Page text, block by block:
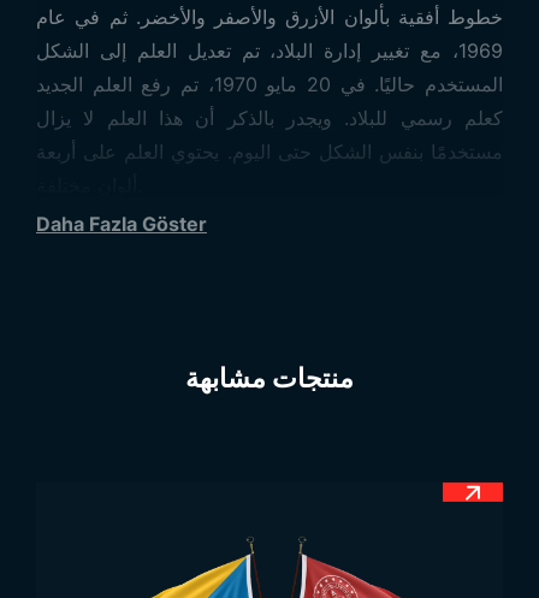
خطوط أفقية بألوان الأزرق والأصفر والأخضر. ثم في عام
1969، مع تغيير إدارة البلاد، تم تعديل العلم إلى الشكل
المستخدم حاليًا. في 20 مايو 1970، تم رفع العلم الجديد
كعلم رسمي للبلاد. ويجدر بالذكر أن هذا العلم لا يزال
مستخدمًا بنفس الشكل حتى اليوم. يحتوي العلم على أربعة
وهذه الألوان هي الأخضر، الأسود، الأبيض، والأحمر. وتعرف
العلوي هو باللون الأحمر، والخط السفلي باللون الأسود،
للعلم معانٍ مهمة للغاية. لكل من الألوان الأربعة الموجودة
في العلم معانٍ منفصلة. ومن غير الصحيح القول بأن لكل
Daha Fazla Göster
منتجات مشابهة